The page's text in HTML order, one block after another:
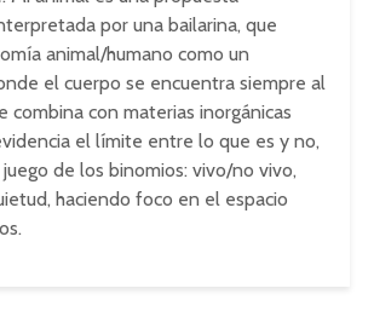
por una bailarina, que
animal/humano como un
el cuerpo se encuentra siempre al
combina con materias inorgánicas
el límite entre lo que es y no,
de los binomios: vivo/no vivo,
haciendo foco en el espacio